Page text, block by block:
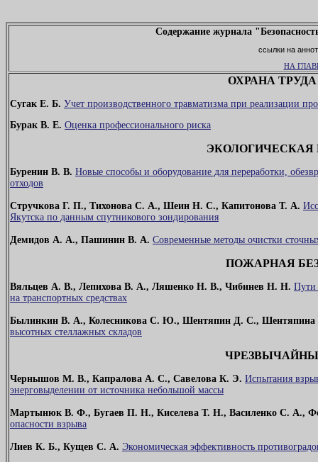
Содержание журнала
ссылки на
НА
ОХРАНА
Сугак Е. Б. Учет производственного травматизма при реализации
Бурак В. Е. Оценка профессионального риска
ЭКОЛОГИЧЕСКАЯ
Буренин В. В. Новые способы и оборудование для переработки,
отходов
Стручкова Г. П., Тихонова С. А., Шеин Н. С., Капитонова Т. А.
Якутска по данным спутникового зондирования
Демидов А. А., Пашинин В. А. Современные методы очистки
ПОЖАРНАЯ
Вяльцев А. В., Лепихова В. А., Ляшенко Н. В., Чибинев Н. Н. Пути
на транспортных средствах
Былинкин В. А., Колесникова С. Ю., Шентяпин Д. С.,
высотных стеллажных складов
Чернышов М. В., Капралова А. С., Савелова К. Э. Испытания
энерговыделении от источника небольшой массы
Мартынюк В. Ф., Бугаев П. Н., Киселева Т. Н., Василенко С. А.,
опасности взрыва
Лиев К. Б., Кущев С. А. Экономическая эффективность